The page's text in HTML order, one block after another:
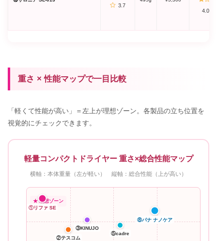
3.7
4.0
重さ × 性能マップで一目比較
「軽くて性能が高い」＝左上が理想ゾーン。各製品の立ち位置を
視覚的にチェックできます。
軽量コンパクトドライヤー 重さ×総合性能マップ
横軸：本体重量（左が軽い） 縦軸：総合性能（上が高い）
★ 理想ゾーン
①リファ SE
②テスコム
③KINUJO
⑤cadre
⑧パナ ナノケア